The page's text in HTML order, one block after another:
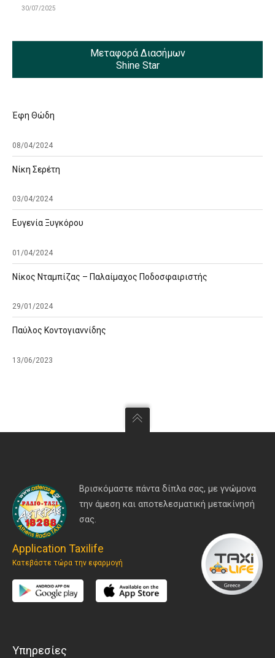
30/07/2025
Μεταφορά Διασήμων
Shine Star
Έφη Θώδη
08/04/2024
Νίκη Σερέτη
03/04/2024
Ευγενία Ξυγκόρου
01/04/2024
Νίκος Νταμπίζας – Παλαίμαχος Ποδοσφαιριστής
29/01/2024
Παύλος Κοντογιαννίδης
13/06/2023
Βρισκόμαστε πάντα δίπλα σας, με γνώμονα
την άμεση και αποτελεσματική μετακίνησή
σας.
Application Taxilife
Κατεβάστε τώρα την εφαρμογή
Υπηρεσίες